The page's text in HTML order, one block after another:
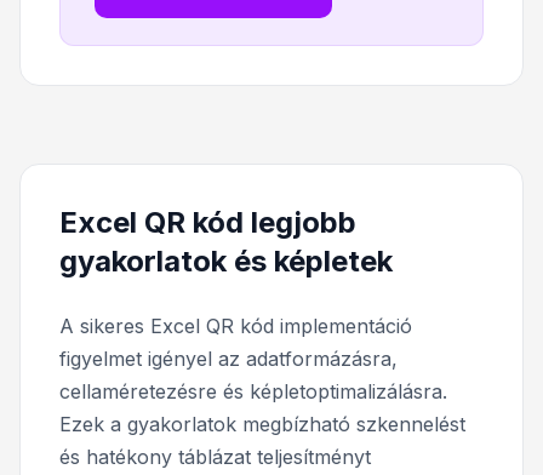
Excel QR kód legjobb
gyakorlatok és képletek
A sikeres Excel QR kód implementáció
figyelmet igényel az adatformázásra,
cellaméretezésre és képletoptimalizálásra.
Ezek a gyakorlatok megbízható szkennelést
és hatékony táblázat teljesítményt